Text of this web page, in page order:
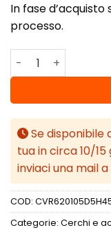
In fase
processo.
Concaver CVR6
Se
tua in circa 10/
inviaci una mail
COD:
Categorie: Cerchi e